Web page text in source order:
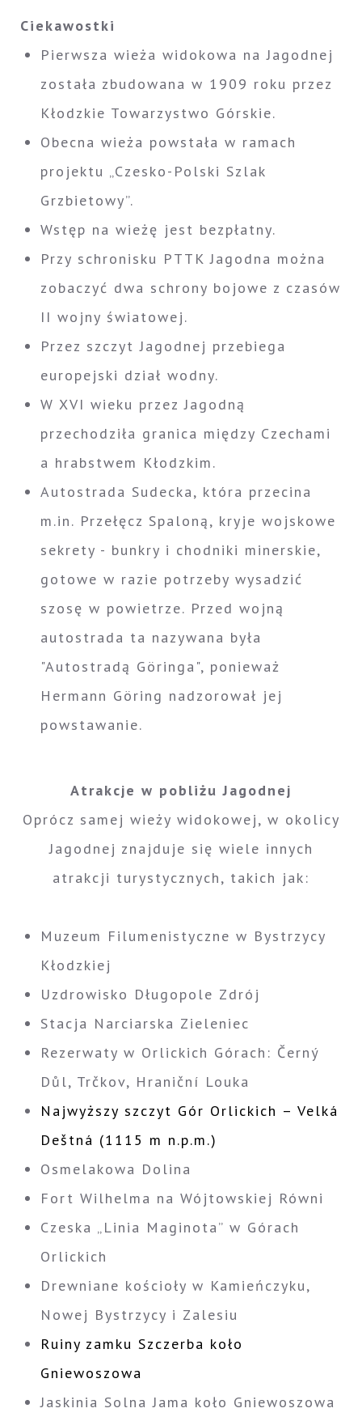
Ciekawostki
Pierwsza wieża widokowa na Jagodnej
została zbudowana w 1909 roku przez
Kłodzkie Towarzystwo Górskie.
Obecna wieża powstała w ramach
projektu „Czesko-Polski Szlak
Grzbietowy”.
Wstęp na wieżę jest bezpłatny.
Przy schronisku PTTK Jagodna można
zobaczyć dwa schrony bojowe z czasów
II wojny światowej.
Przez szczyt Jagodnej przebiega
europejski dział wodny.
W XVI wieku przez Jagodną
przechodziła granica między Czechami
a hrabstwem Kłodzkim.
Autostrada Sudecka, która przecina
m.in. Przełęcz Spaloną, kryje wojskowe
sekrety - bunkry i chodniki minerskie,
gotowe w razie potrzeby wysadzić
szosę w powietrze. Przed wojną
autostrada ta nazywana była
"Autostradą Göringa", ponieważ
Hermann Göring nadzorował jej
powstawanie.
Atrakcje w pobliżu Jagodnej
Oprócz samej wieży widokowej, w okolicy
Jagodnej znajduje się wiele innych
atrakcji turystycznych, takich jak:
Muzeum Filumenistyczne w Bystrzycy
Kłodzkiej
Uzdrowisko Długopole Zdrój
Stacja Narciarska Zieleniec
Rezerwaty w Orlickich Górach: Černý
Důl, Trčkov, Hraniční Louka
Najwyższy szczyt Gór Orlickich – Velká
Deštná (1115 m n.p.m.)
Osmelakowa Dolina
Fort Wilhelma na Wójtowskiej Równi
Czeska „Linia Maginota” w Górach
Orlickich
Drewniane kościoły w Kamieńczyku,
Nowej Bystrzycy i Zalesiu
Ruiny zamku Szczerba koło
Gniewoszowa
Jaskinia Solna Jama koło Gniewoszowa